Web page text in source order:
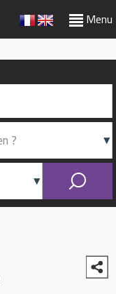
Menu